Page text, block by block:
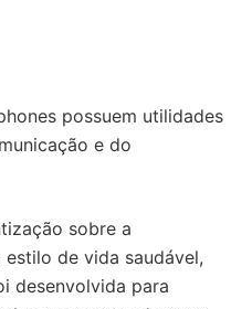
possuem utilidades
e do
sobre a
de vida saudável,
desenvolvida para